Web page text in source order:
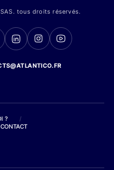
tous droits réservés.
?
/
CONTACT